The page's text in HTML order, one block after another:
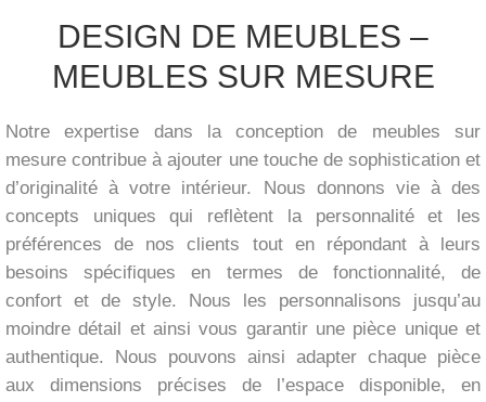
DESIGN DE MEUBLES –
MEUBLES SUR MESURE
Notre expertise dans la conception de meubles sur
mesure contribue à ajouter une touche de sophistication et
d’originalité à votre intérieur. Nous donnons vie à des
concepts uniques qui reflètent la personnalité et les
préférences de nos clients tout en répondant à leurs
besoins spécifiques en termes de fonctionnalité, de
confort et de style. Nous les personnalisons jusqu’au
moindre détail et ainsi vous garantir une pièce unique et
authentique. Nous pouvons ainsi adapter chaque pièce
aux dimensions précises de l’espace disponible, en